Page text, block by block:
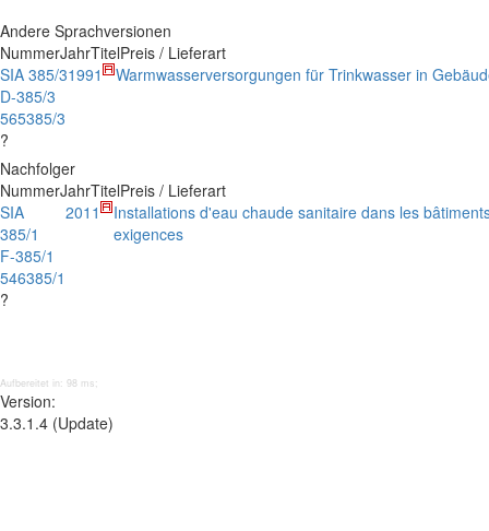
Andere Sprachversionen
NummerJahrTitelPreis / Lieferart
SIA 385/3
D-385/3
565385/3
?
1991 Warmwasserversorgungen für Trinkwasser in
Nachfolger
NummerJahrTitelPreis / Lieferart
SIA
385/1
F-385/1
546385/1
?
2011
Installations d'eau chaude sanitaire dans les
exigences
Aufbereitet in: 98 ms;
Version:
3.3.1.4 (Update)